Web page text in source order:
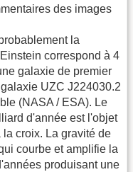
des images
la
correspond à 4
galaxie de premier
UZC J224030.2
(NASA / ESA). Le
d'année est l'objet
croix. La gravité de
courbe et amplifie la
produisant une